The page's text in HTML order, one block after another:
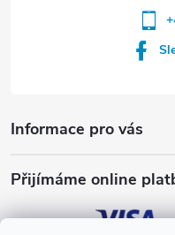
Informace pro vás
Přijímáme online